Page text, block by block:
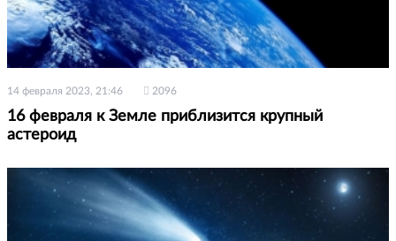
14 февраля 2023, 21:46 2096
16 февраля к Земле приблизится крупный
астероид